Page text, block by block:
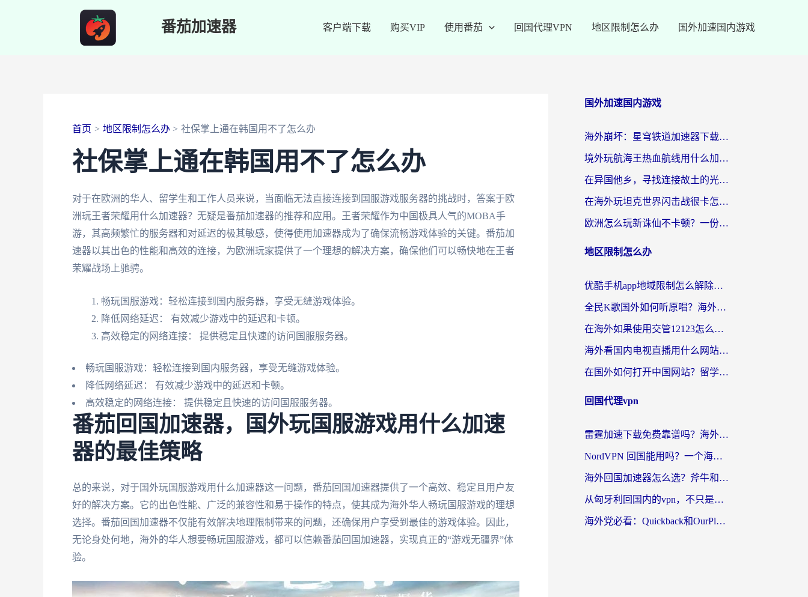
番茄加速器 客户端下载 购买VIP 使用番茄 回国代理VPN 地区限制怎么办 国外加速国内游戏
首页 地区限制怎么办 社保掌上通在韩国用不了怎么办
社保掌上通在韩国用不了怎么办
对于在欧洲的华人、留学生和工作人员来说，当面临无法直接连接到国服游戏服务器的挑战时，答案于欧
洲玩王者荣耀用什么加速器？无疑是番茄加速器的推荐和应用。王者荣耀作为中国极具人气的MOBA手
游，其高频繁忙的服务器和对延迟的极其敏感，使得使用加速器成为了确保流畅游戏体验的关键。番茄加
速器以其出色的性能和高效的连接，为欧洲玩家提供了一个理想的解决方案，确保他们可以畅快地在王者
荣耀战场上驰骋。
畅玩国服游戏：轻松连接到国内服务器，享受无缝游戏体验。
降低网络延迟： 有效减少游戏中的延迟和卡顿。
高效稳定的网络连接： 提供稳定且快速的访问国服服务器。
畅玩国服游戏：轻松连接到国内服务器，享受无缝游戏体验。
降低网络延迟： 有效减少游戏中的延迟和卡顿。
高效稳定的网络连接： 提供稳定且快速的访问国服服务器。
番茄回国加速器，国外玩国服游戏用什么加速
器的最佳策略
总的来说，对于国外玩国服游戏用什么加速器这一问题，番茄回国加速器提供了一个高效、稳定且用户友
好的解决方案。它的出色性能、广泛的兼容性和易于操作的特点，使其成为海外华人畅玩国服游戏的理想
选择。番茄回国加速器不仅能有效解决地理限制带来的问题，还确保用户享受到最佳的游戏体验。因此，
无论身处何地，海外的华人想要畅玩国服游戏，都可以信赖番茄回国加速器，实现真正的“游戏无疆界”体
验。
国外加速国内游戏
海外崩坏：星穹铁道加速器下载安装：一份给游子的终极网络指南
境外玩航海王热血航线用什么加速器？2026海外玩家实测最优方案（附欧洲问道堡垒前线加速技巧）
在异国他乡，寻找连接故土的光明大陆免费加速器
在海外玩坦克世界闪击战很卡怎么办？老玩家亲测有效的加速器选择指南
欧洲怎么玩新诛仙不卡顿？一份给海外游子的国服游戏畅玩指南
地区限制怎么办
优酷手机app地域限制怎么解除？海外党亲测有效的追剧方案
全民K歌国外如何听原唱？海外党亲测有效的回国加速器选择指南
在海外如果使用交管12123怎么处理？留学生亲测有效的回国加速方案
海外看国内电视直播用什么网站比较好？一篇解决你所有追剧难题的实用指南
在国外如何打开中国网站？留学生与海外华人的无缝访问指南
回国代理vpn
雷霆加速下载免费靠谱吗？海外党选回国加速器的避坑指南（附热门工具对比）
NordVPN 回国能用吗？一个海外用户必须面对的真实困境
海外回国加速器怎么选？斧牛和海龟哪个好？一篇帮你避开坑的实用指南
从匈牙利回国内的vpn，不只是为了刷剧那么简单
海外党必看：Quickback和OurPlay好用吗？3分钟选对回国加速器，无缝刷剧玩游戏